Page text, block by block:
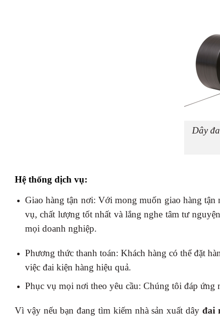
Dây
Hệ thống dịch vụ:
Giao hàng tận nơi: Với mong muốn giao hàng
vụ, chất lượng tốt nhất và lắng nghe tâm tư
mọi doanh nghiệp.
Phương thức thanh toán: Khách hàng có thể đặt
việc đai kiện hàng hiệu quả.
Phục vụ mọi nơi theo yêu cầu: Chúng tôi đáp ứng
Vì vậy nếu bạn đang tìm kiếm nhà sản xuất dây đai